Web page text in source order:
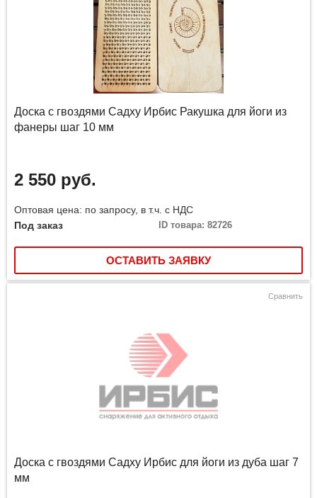
Доска с гвоздями Садху Ирбис Ракушка для йоги из
фанеры шаг 10 мм
2 550 руб.
Оптовая цена: по запросу, в т.ч. с НДС
Под заказ
ID товара: 82726
ОСТАВИТЬ ЗАЯВКУ
Сравнить
Доска с гвоздями Садху Ирбис для йоги из дуба шаг 7
мм